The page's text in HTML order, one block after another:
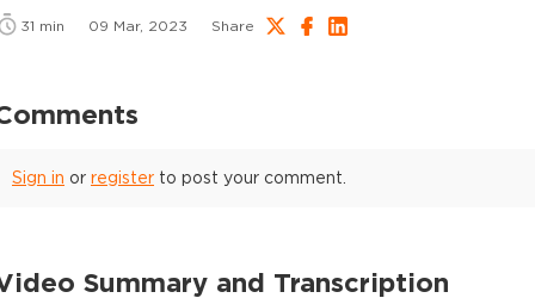
31 min 09 Mar, 2023 Share
Sign in or register to post your comment.
Summary and Transcription